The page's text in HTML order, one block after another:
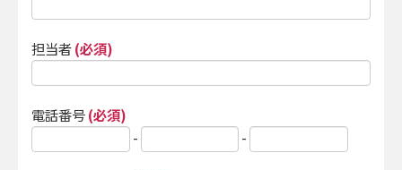
担当者(必須)
電話番号(必須)
-
-